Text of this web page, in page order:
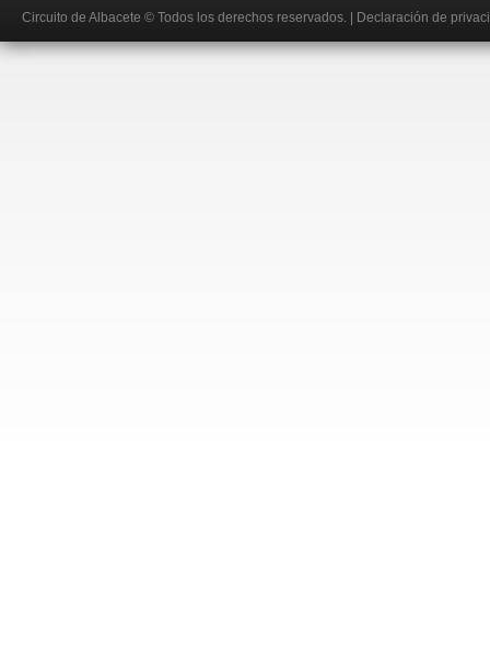
Circuito de Albacete © Todos los derechos reservados. Declaración de